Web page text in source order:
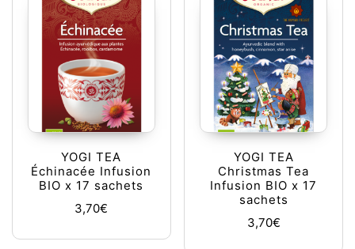
YOGI TEA
Échinacée Infusion
BIO x 17 sachets
3,70€
YOGI TEA
Christmas Tea
Infusion BIO x 17
sachets
3,70€